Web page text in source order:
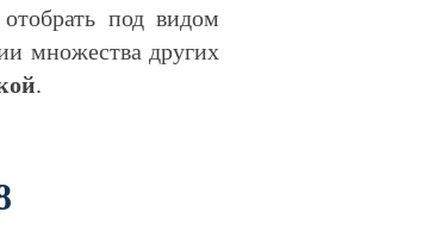
под видом
множества других
.